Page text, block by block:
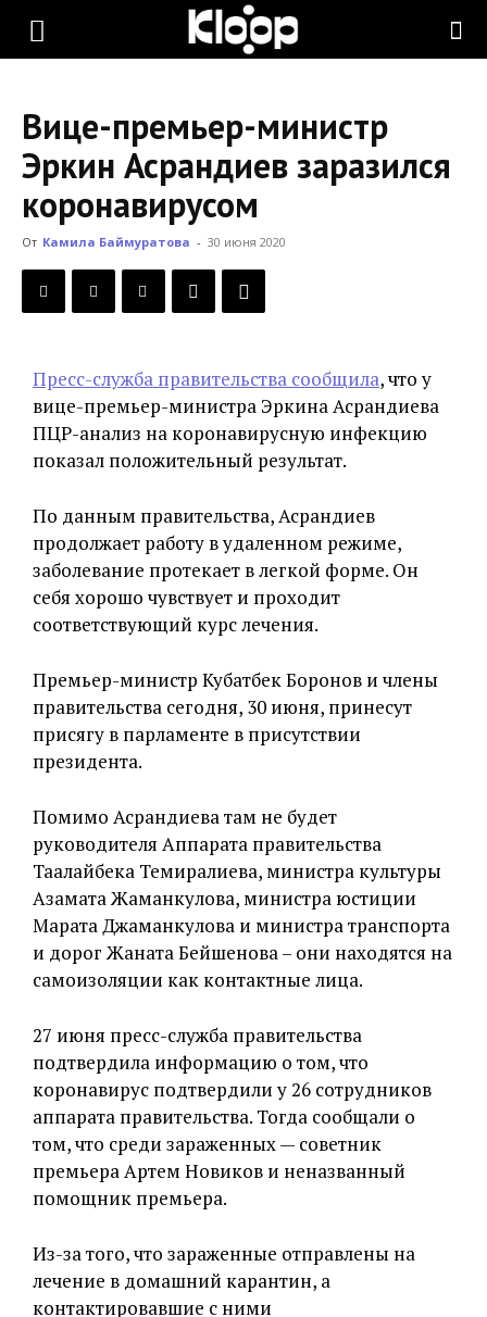
KLOOP.KG
Новости
Кыргызстана
Вице-премьер-министр
Эркин Асрандиев заразился
коронавирусом
От Камила Баймуратова - 30 июня 2020
Пресс-служба правительства сообщила, что у
вице-премьер-министра Эркина Асрандиева
ПЦР-анализ на коронавирусную инфекцию
показал положительный результат.
По данным правительства, Асрандиев
продолжает работу в удаленном режиме,
заболевание протекает в легкой форме. Он
себя хорошо чувствует и проходит
соответствующий курс лечения.
Премьер-министр Кубатбек Боронов и члены
правительства сегодня, 30 июня, принесут
присягу в парламенте в присутствии
президента.
Помимо Асрандиева там не будет
руководителя Аппарата правительства
Таалайбека Темиралиева, министра культуры
Азамата Жаманкулова, министра юстиции
Марата Джаманкулова и министра транспорта
и дорог Жаната Бейшенова – они находятся на
самоизоляции как контактные лица.
27 июня пресс-служба правительства
подтвердила информацию о том, что
коронавирус подтвердили у 26 сотрудников
аппарата правительства. Тогда сообщали о
том, что среди зараженных — советник
премьера Артем Новиков и неназванный
помощник премьера.
Из-за того, что зараженные отправлены на
лечение в домашний карантин, а
контактировавшие с ними